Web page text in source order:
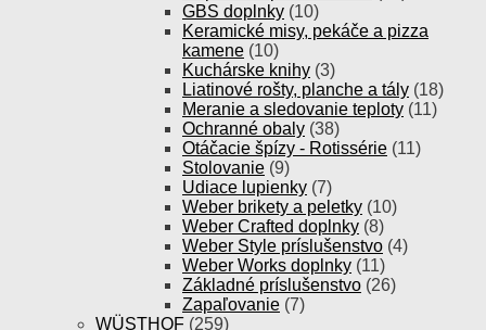
GBS doplnky (10)
Keramické misy, pekáče a pizza
kamene (10)
Kuchárske knihy (3)
Liatinové rošty, planche a tály (18)
Meranie a sledovanie teploty (11)
Ochranné obaly (38)
Otáčacie špízy - Rotissérie (11)
Stolovanie (9)
Udiace lupienky (7)
Weber brikety a peletky (10)
Weber Crafted doplnky (8)
Weber Style príslušenstvo (4)
Weber Works doplnky (11)
Základné príslušenstvo (26)
Zapaľovanie (7)
WÜSTHOF (259)